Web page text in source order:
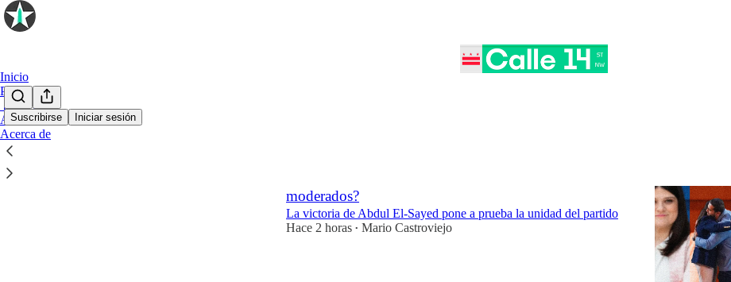
Suscribirse Iniciar sesión
Inicio
Podcast
📱 Twitter
Archivo
Acerca de
moderados?
La victoria de Abdul El-Sayed pone a prueba la unidad del partido
Hace 2 horas • Mario Castroviejo